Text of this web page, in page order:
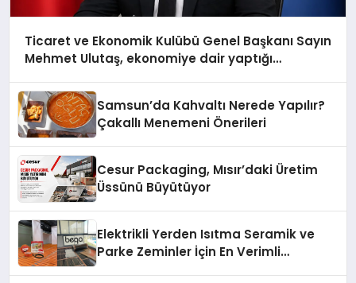
Ticaret ve Ekonomik Kulübü Genel Başkanı Sayın
Mehmet Ulutaş, ekonomiye dair yaptığı
Samsun’da Kahvaltı Nerede Yapılır?
Çakallı Menemeni Önerileri
Cesur Packaging, Mısır’daki Üretim
Üssünü Büyütüyor
Elektrikli Yerden Isıtma Seramik ve
Parke Zeminler İçin En Verimli